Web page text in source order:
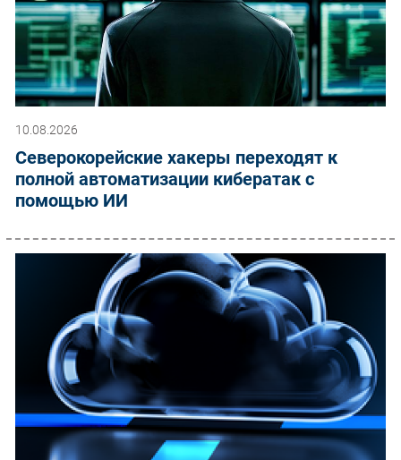
10.08.2026
Северокорейские хакеры переходят к
полной автоматизации кибератак с
помощью ИИ